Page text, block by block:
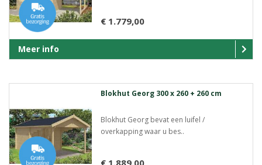
€ 1.779,00
Meer info
Blokhut Georg 300 x 260 + 260 cm
Blokhut Georg bevat een luifel /
overkapping waar u bes..
€ 1.889,00